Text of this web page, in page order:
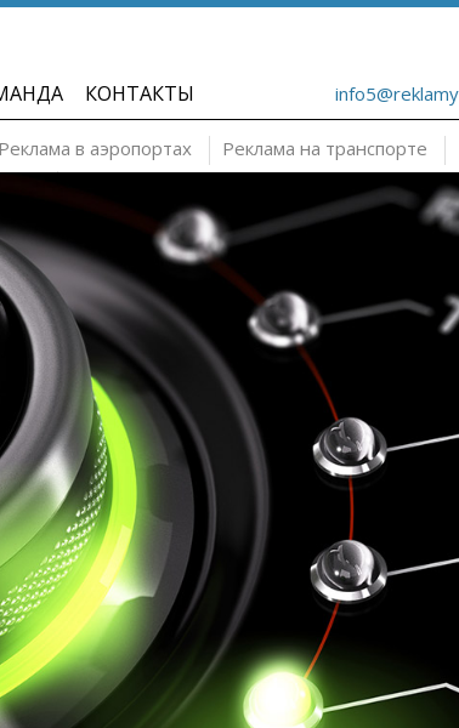
КОНТАКТЫ
Реклама в аэропортах Реклама на транспорте